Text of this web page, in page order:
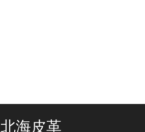
北海皮革